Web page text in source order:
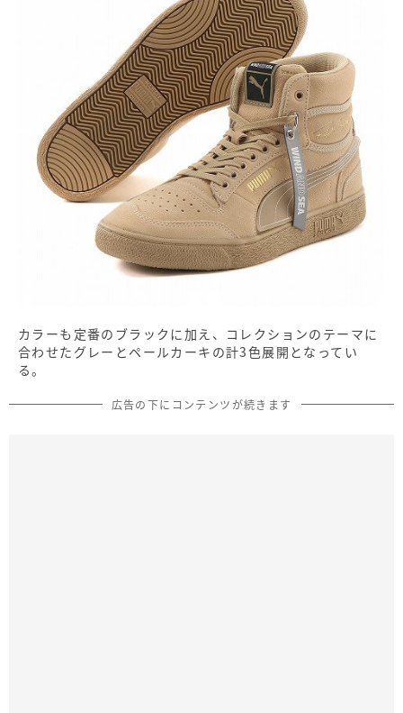
カラーも定番のブラックに加え、コレクションのテーマに
合わせたグレーとペールカーキの計3色展開となってい
る。
広告の下にコンテンツが続きます